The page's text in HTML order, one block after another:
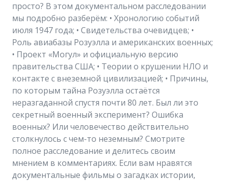
просто? В этом документальном расследовании
мы подробно разберём: • Хронологию событий
июля 1947 года; • Свидетельства очевидцев; •
Роль авиабазы Розуэлла и американских военных;
• Проект «Могул» и официальную версию
правительства США; • Теории о крушении НЛО и
контакте с внеземной цивилизацией; • Причины,
по которым тайна Розуэлла остаётся
неразгаданной спустя почти 80 лет. Был ли это
секретный военный эксперимент? Ошибка
военных? Или человечество действительно
столкнулось с чем-то неземным? Смотрите
полное расследование и делитесь своим
мнением в комментариях. Если вам нравятся
документальные фильмы о загадках истории,